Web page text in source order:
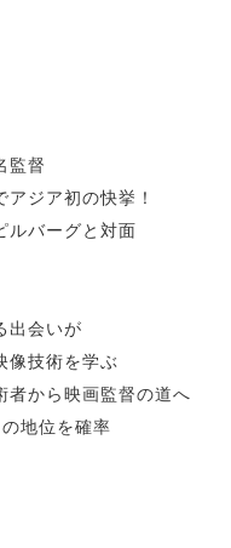
監督
ジア初の快挙！
ルバーグと対面
出会いが
像技術を学ぶ
者から映画監督の道へ
地位を確率